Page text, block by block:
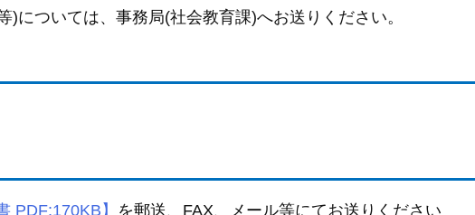
)については、事務局(社会教育課)へお送りください。
PDF:170KB】 を郵送、FAX、メール等にてお送りください